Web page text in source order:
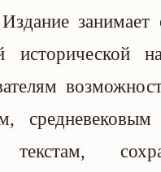
исторической
текстам,